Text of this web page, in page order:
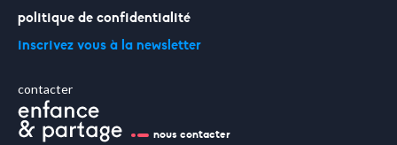
politique de confidentialité
inscrivez vous à la newsletter
contacter
nous contacter